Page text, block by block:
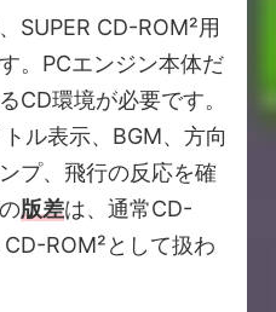
SUPER CD-ROM²用
。PCエンジン本体だ
CD環境が必要です。
ル表示、BGM、方向
プ、飛行の反応を確
版差は、通常CD-
ROM²として扱わ